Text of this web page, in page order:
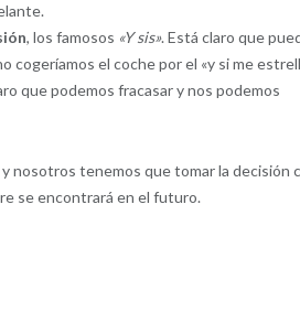
, los famosos «Y sis». Está claro que
cogeríamos el coche por el «y si me
que podemos fracasar y nos podemos
nosotros tenemos que tomar la decisión
se encontrará en el futuro.